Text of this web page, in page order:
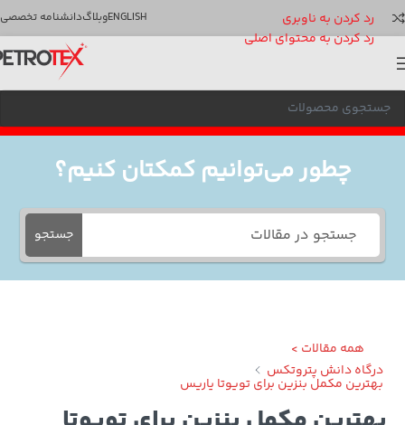
رد کردن به ناوبری
رد کردن به محتوای اصلی
ENGLISHوبلاگدانشنامه تخصصی
چطور می‌توانیم کمکتان کنیم؟
جستجو
همه مقالات >
دانش پتروتکس
مکمل بنزین برای تویوتا یاریس